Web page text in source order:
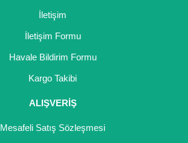
İletişim
İletişim Formu
Havale Bildirim Formu
Kargo Takibi
ALIŞVERİŞ
Mesafeli Satış Sözleşmesi